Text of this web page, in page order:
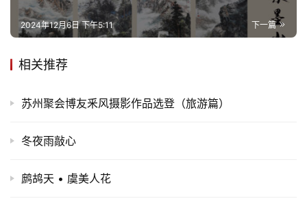
乐
题
更
下一篇
2024年12月6日 下午5:11
相关推荐
苏州聚会博友釆风摄影作品选登（旅游篇）
冬夜雨敲心
鹧鸪天 • 虞美人花